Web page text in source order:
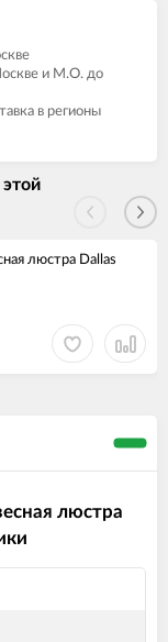
и М.О. до
в регионы
люстра Dallas
люстра